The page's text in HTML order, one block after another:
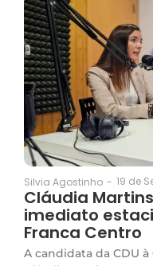
Silvia Agostinho - 19 de
Cláudia
imediato
Franca Centro
A candidata da CDU à